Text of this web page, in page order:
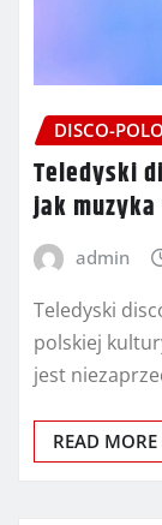
DISCO-POLO
Teledyski
jak
admin
Teledyski
polskiej
jest
READ MORE